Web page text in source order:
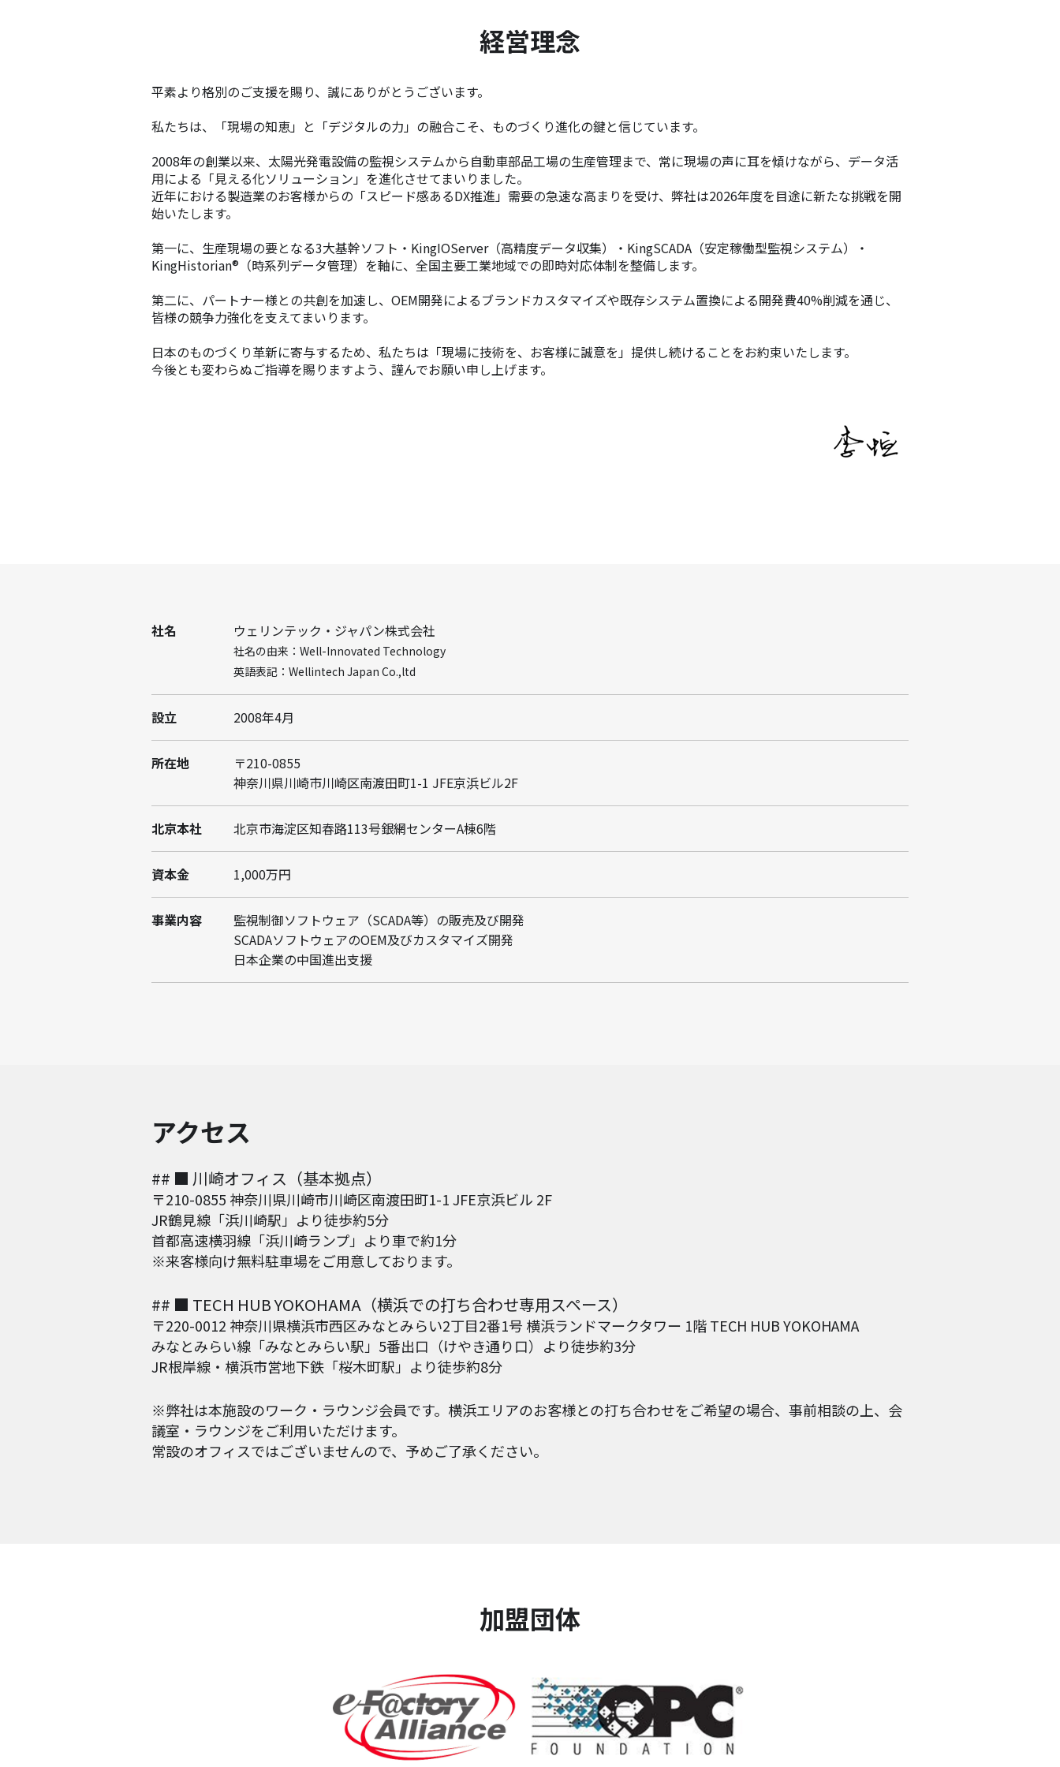
経営理念
平素より格別のご支援を賜り、誠にありがとうございます。
私たちは、「現場の知恵」と「デジタルの力」の融合こそ、ものづくり進化の鍵と信じています。
2008年の創業以来、太陽光発電設備の監視システムから自動車部品工場の生産管理まで、常に現場の声に耳を傾けながら、データ活
用による「見える化ソリューション」を進化させてまいりました。
近年における製造業のお客様からの「スピード感あるDX推進」需要の急速な高まりを受け、弊社は2026年度を目途に新たな挑戦を開
始いたします。
第一に、生産現場の要となる3大基幹ソフト・KingIOServer（高精度データ収集）・KingSCADA（安定稼働型監視システム）・
KingHistorian®（時系列データ管理）を軸に、全国主要工業地域での即時対応体制を整備します。
第二に、パートナー様との共創を加速し、OEM開発によるブランドカスタマイズや既存システム置換による開発費40%削減を通じ、
皆様の競争力強化を支えてまいります。
日本のものづくり革新に寄与するため、私たちは「現場に技術を、お客様に誠意を」提供し続けることをお約束いたします。
今後とも変わらぬご指導を賜りますよう、謹んでお願い申し上げます。
社名 ウェリンテック・ジャパン株式会社
社名の由来：Well-Innovated Technology
英語表記：Wellintech Japan Co.,ltd
設立 2008年4月
所在地
〒210-0855
神奈川県川崎市川崎区南渡田町1-1 JFE京浜ビル2F
北京本社 北京市海淀区知春路113号銀網センターA棟6階
資本金 1,000万円
事業内容
監視制御ソフトウェア（SCADA等）の販売及び開発
SCADAソフトウェアのOEM及びカスタマイズ開発
日本企業の中国進出支援
アクセス
## ■ 川崎オフィス（基本拠点）
〒210-0855 神奈川県川崎市川崎区南渡田町1-1 JFE京浜ビル 2F
JR鶴見線「浜川崎駅」より徒歩約5分
首都高速横羽線「浜川崎ランプ」より車で約1分
※来客様向け無料駐車場をご用意しております。
## ■ TECH HUB YOKOHAMA（横浜での打ち合わせ専用スペース）
〒220-0012 神奈川県横浜市西区みなとみらい2丁目2番1号 横浜ランドマークタワー 1階 TECH HUB YOKOHAMA
みなとみらい線「みなとみらい駅」5番出口（けやき通り口）より徒歩約3分
JR根岸線・横浜市営地下鉄「桜木町駅」より徒歩約8分
※弊社は本施設のワーク・ラウンジ会員です。横浜エリアのお客様との打ち合わせをご希望の場合、事前相談の上、会
議室・ラウンジをご利用いただけます。
常設のオフィスではございませんので、予めご了承ください。
加盟団体